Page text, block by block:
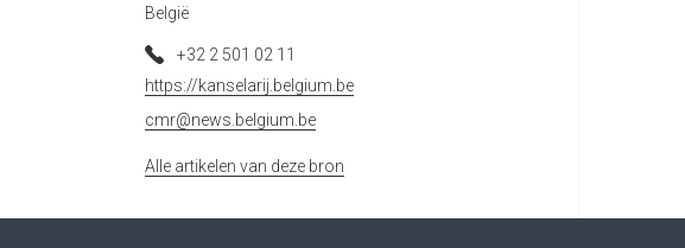
België
+32 2 501 02 11
https://kanselarij.belgium.be
cmr@news.belgium.be
Alle artikelen van deze bron